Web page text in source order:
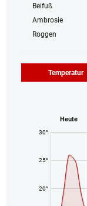
Beifuß
Ambrosie
Roggen
Temperatur
Heute
20°
25°
30°